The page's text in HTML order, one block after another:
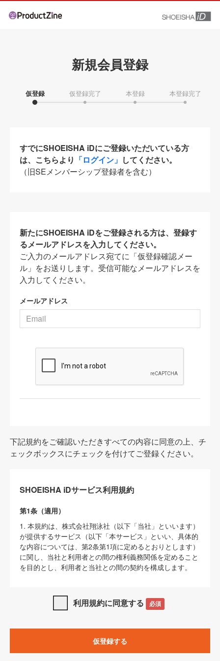
新規会員登録
仮登録 仮登録完了 本登録 本登録完了
すでにSHOEISHA iDにご登録いただいている方
は、こちらより 「ログイン」 してください。
（旧SEメンバーシップ登録者を含む）
新たにSHOEISHA iDをご登録される方は、登録す
るメールアドレスを入力してください。
ご入力のメールアドレス宛てに「仮登録確認メー
ル」をお送りします。受信可能なメールアドレスを
入力してください。
メールアドレス
下記規約をご確認いただきすべての内容に同意の上、チ
ェックボックスにチェックを付けてご登録ください。
SHOEISHA iDサービス利用規約
第1条（適用）
1. 本規約は、株式会社翔泳社（以下「当社」といいます）
が提供するサービス（以下「本サービス」といい、具体的
な内容については、第2条第1項に定めるとおりとします）
に関し、当社と利用者との間の権利義務関係を定めること
を目的とし、利用者と当社との間の契約を構成します。
SHOEISHA iDプライバシーポリシー」及び「
サイト上でのデータの利用について（Cookieポリシー）
3. 本規約の内容と、前項に記載する定めその他当社が定め
利用規約に同意する 必須
仮登録する